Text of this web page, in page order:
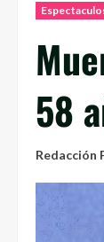
58
Redacción